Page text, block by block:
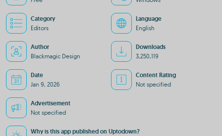
Category
Editors
Language
English
Author
Blackmagic Design
Downloads
3,250,119
Date
Jan 9, 2026
Content Rating
Not specified
Advertisement
Not specified
Why is this app published on Uptodown?